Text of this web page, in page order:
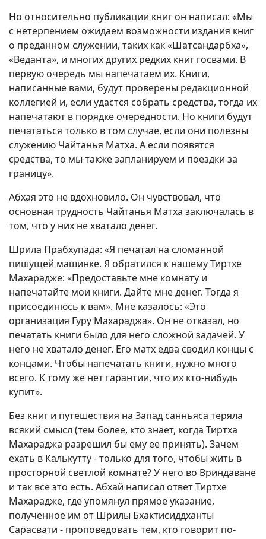
Но относительно публикации книг он написал: «Мы
с нетерпением ожидаем возможности издания книг
о преданном служении, таких как «Шатсандарбха»,
«Веданта», и многих других редких книг госвами. В
первую очередь мы напечатаем их. Книги,
написанные вами, будут проверены редакционной
коллегией и, если удастся собрать средства, тогда их
напечатают в порядке очередности. Но книги будут
печататься только в том случае, если они полезны
служению Чайтанья Матха. А если появятся
средства, то мы также запланируем и поездки за
границу».
Абхая это не вдохновило. Он чувствовал, что
основная трудность Чайтанья Матха заключалась в
том, что у них не хватало денег.
Шрила Прабхупада: «Я печатал на сломанной
пишущей машинке. Я обратился к нашему Тиртхе
Махарадже: «Предоставьте мне комнату и
напечатайте мои книги. Дайте мне денег. Тогда я
присоединюсь к вам». Мне казалось: «Это
организация Гуру Махараджа». Он не отказал, но
печатать книги было для него сложной задачей. У
него не хватало денег. Его матх едва сводил концы с
концами. Чтобы напечатать книги, нужно много
всего. К тому же нет гарантии, что их кто-нибудь
купит».
Без книг и путешествия на Запад санньяса теряла
всякий смысл (тем более, кто знает, когда Тиртха
Махараджа разрешил бы ему ее принять). Зачем
ехать в Калькутту - только для того, чтобы жить в
просторной светлой комнате? У него во Вриндаване
и так все это есть. Абхай написал ответ Тиртхе
Махарадже, где упомянул прямое указание,
полученное им от Шрилы Бхактисиддханты
Сарасвати - проповедовать тем, кто говорит по-